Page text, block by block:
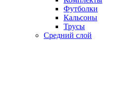
Футболки
Кальсоны
Трусы
Средний слой